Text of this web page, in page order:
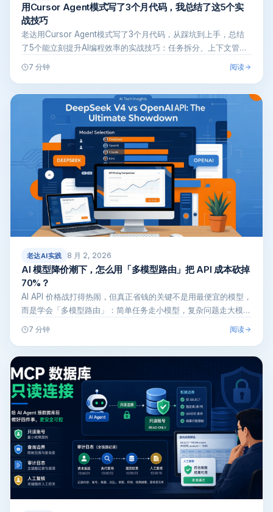
用Cursor Agent模式写了3个月代码，我总结了这5个实
战技巧
老达用Cursor Agent模式写了3个月代码，从踩坑到上手，总结
了5个能立刻提升AI编程效率的实战技巧：任务拆分、上下文管
7 分钟 阅读
老达AI实践 8 月 2, 2026
AI 模型降价潮下，怎么用「多模型路由」把 API 成本砍掉
70%？
AI API 价格战打得热闹，但真正省钱的关键不是用最便宜的模型，
而是学会「多模型路由」：简单任务走小模型，复杂问题走大模
7 分钟 阅读